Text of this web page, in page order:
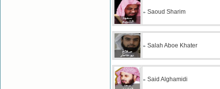
» Saoud Sharim
» Salah Aboe Khater
» Said Alghamidi